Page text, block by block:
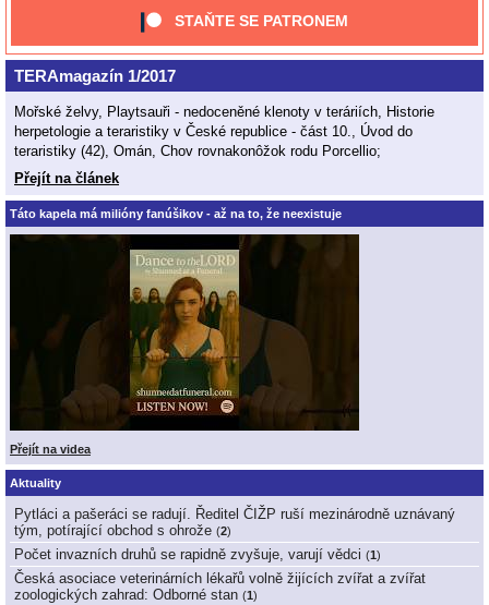
STAŇTE SE PATRONEM
TERAmagazín 1/2017
Mořské želvy, Playtsauři - nedoceněné klenoty v teráriích, Historie
herpetologie a teraristiky v České republice - část 10., Úvod do
teraristiky (42), Omán, Chov rovnakonôžok rodu Porcellio;
Přejít na článek
Táto kapela má milióny fanúšikov - až na to, že neexistuje
Přejít na videa
Aktuality
Pytláci a pašeráci se radují. Ředitel ČIŽP ruší mezinárodně uznávaný
tým, potírající obchod s ohrože (2)
Počet invazních druhů se rapidně zvyšuje, varují vědci (1)
Česká asociace veterinárních lékařů volně žijících zvířat a zvířat
zoologických zahrad: Odborné stan (1)